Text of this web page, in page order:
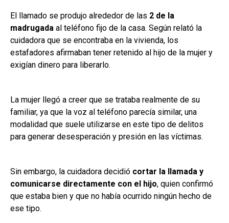
El llamado se produjo alrededor de las 2 de la
madrugada al teléfono fijo de la casa. Según relató la
cuidadora que se encontraba en la vivienda, los
estafadores afirmaban tener retenido al hijo de la mujer y
exigían dinero para liberarlo.
La mujer llegó a creer que se trataba realmente de su
familiar, ya que la voz al teléfono parecía similar, una
modalidad que suele utilizarse en este tipo de delitos
para generar desesperación y presión en las víctimas.
Sin embargo, la cuidadora decidió cortar la llamada y
comunicarse directamente con el hijo, quien confirmó
que estaba bien y que no había ocurrido ningún hecho de
ese tipo.